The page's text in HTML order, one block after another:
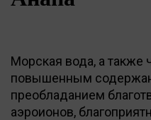
Морская вода, а также
повышенным
преобладанием
аэроионов,